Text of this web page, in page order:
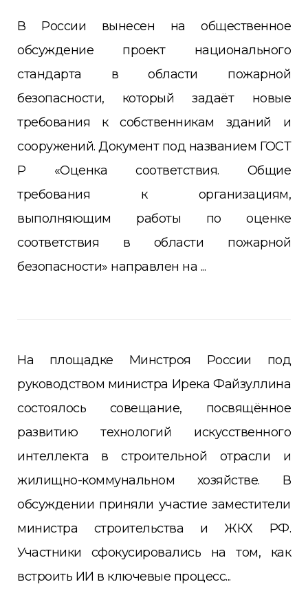
В России вынесен на общественное
обсуждение проект национального
стандарта в области пожарной
безопасности, который задаёт новые
требования к собственникам зданий и
сооружений. Документ под названием ГОСТ
Р «Оценка соответствия. Общие
требования к организациям,
выполняющим работы по оценке
соответствия в области пожарной
безопасности» направлен на ...
На площадке Минстроя России под
руководством министра Ирека Файзуллина
состоялось совещание, посвящённое
развитию технологий искусственного
интеллекта в строительной отрасли и
жилищно-коммунальном хозяйстве. В
обсуждении приняли участие заместители
министра строительства и ЖКХ РФ.
Участники сфокусировались на том, как
встроить ИИ в ключевые процесс...